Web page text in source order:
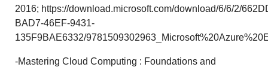
2016; https://download.microsoft.com/download/6/6/2/
BAD7-46EF-9431-
135F9BAE6332/
-Mastering Cloud Computing : Foundations and